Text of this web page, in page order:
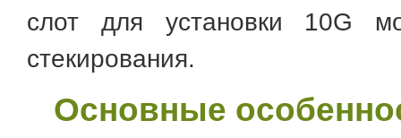
слот для установки 10G
стекирования.
Основные